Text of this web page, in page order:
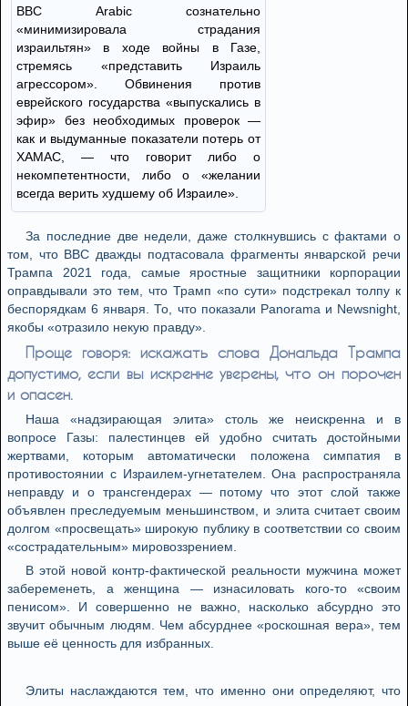
BBC Arabic сознательно
«минимизировала страдания
израильтян» в ходе войны в Газе,
стремясь «представить Израиль
агрессором». Обвинения против
еврейского государства «выпускались в
эфир» без необходимых проверок —
как и выдуманные показатели потерь от
ХАМАС, — что говорит либо о
некомпетентности, либо о «желании
всегда верить худшему об Израиле».
За последние две недели, даже столкнувшись с фактами о
том, что BBC дважды подтасовала фрагменты январской речи
Трампа 2021 года, самые яростные защитники корпорации
оправдывали это тем, что Трамп «по сути» подстрекал толпу к
беспорядкам 6 января. То, что показали Panorama и Newsnight,
якобы «отразило некую правду».
Проще говоря: искажать слова Дональда Трампа
допустимо, если вы искренне уверены, что он порочен
и опасен.
Наша «надзирающая элита» столь же неискренна и в
вопросе Газы: палестинцев ей удобно считать достойными
жертвами, которым автоматически положена симпатия в
противостоянии с Израилем-угнетателем. Она распространяла
неправду и о трансгендерах — потому что этот слой также
объявлен преследуемым меньшинством, и элита считает своим
долгом «просвещать» широкую публику в соответствии со своим
«сострадательным» мировоззрением.
В этой новой контр-фактической реальности мужчина может
забеременеть, а женщина — изнасиловать кого-то «своим
пенисом». И совершенно не важно, насколько абсурдно это
звучит обычным людям. Чем абсурднее «роскошная вера», тем
выше её ценность для избранных.
Элиты наслаждаются тем, что именно они определяют, что